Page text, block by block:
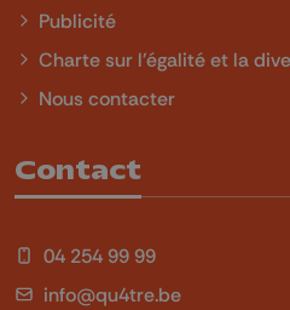
Publicité
Charte sur l'égalité et la
Nous contacter
Contact
04 254 99 99
info@qu4tre.be